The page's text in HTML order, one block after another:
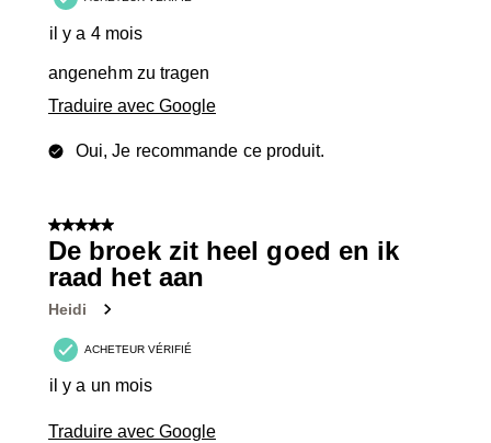
il y a 4 mois
angenehm zu tragen
Traduire avec Google
Oui, Je recommande ce produit.
5 sur 5 étoiles.
De broek zit heel goed en ik
raad het aan
Heidi
ACHETEUR VÉRIFIÉ
il y a un mois
Traduire avec Google